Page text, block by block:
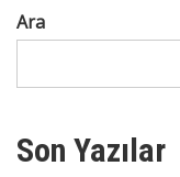
Ara
Son Yazılar